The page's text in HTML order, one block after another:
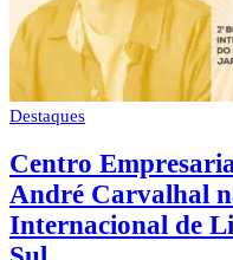
Destaques
Centro
André Carvalhal
Internacional de